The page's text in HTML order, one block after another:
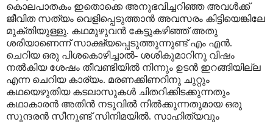
കൊലപാതകം ഇതൊക്കെ അനുഭവിച്ചറിഞ്ഞ അവൾക്ക്
ജീവിത സത്യം വെളിപ്പെടുത്താൻ അവസരം കിട്ടിയെങ്കിലേ
മുക്തിയുള്ളു. കഥമുഴുവൻ കേട്ടുകഴിഞ്ഞ് അതു
ശരിയാണെന്ന് സാക്ഷ്യപ്പെടുത്തുന്നുണ്ട് എം എൻ.
ചെറിയ ഒരു പിശകൊഴിച്ചാൽ- ശശികുമാറിനു വിഷം
നൽകിയ ശേഷം തീവണ്ടിയിൽ നിന്നും ഉടൻ ഇറങ്ങിയില്ല
എന്ന ചെറിയ കാര്യം. മരണക്കിണറിനു ചുറ്റും
കഥയെഴുതിയ കടലാസുകൾ ചിതറിക്കിടക്കുന്നതും
കഥാകാരൻ അതിൻ നടുവിൽ നിൽക്കുന്നതുമായ ഒരു
സുന്ദരൻ സീനുണ്ട് സിനിമയിൽ. സാഹിത്യവും